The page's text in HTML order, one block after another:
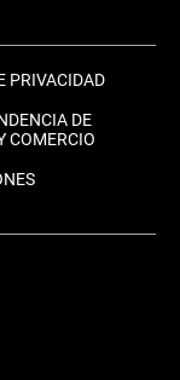
PRIVACIDAD
DE
COMERCIO